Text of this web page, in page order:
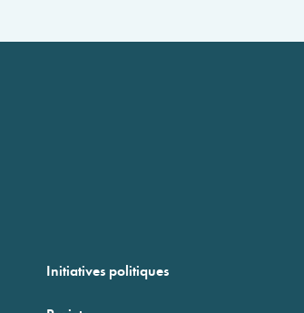
Initiatives politiques